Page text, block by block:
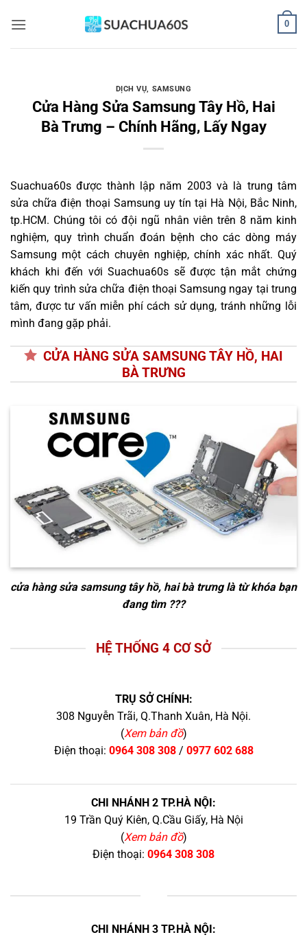
qua
0
DỊCH VỤ, SAMSUNG
Cửa Hàng Sửa Samsung Tây Hồ, Hai
Bà Trưng – Chính Hãng, Lấy Ngay
Suachua60s được thành lập năm 2003 và là trung tâm
sửa chữa điện thoại Samsung uy tín tại Hà Nội, Bắc Ninh,
tp.HCM. Chúng tôi có đội ngũ nhân viên trên 8 năm kinh
nghiệm, quy trình chuẩn đoán bệnh cho các dòng máy
Samsung một cách chuyên nghiệp, chính xác nhất. Quý
khách khi đến với Suachua60s sẽ được tận mắt chứng
kiến quy trình sửa chữa điện thoại Samsung ngay tại trung
tâm, được tư vấn miễn phí cách sử dụng, tránh những lỗi
mình đang gặp phải.
CỬA HÀNG SỬA SAMSUNG TÂY HỒ, HAI
BÀ TRƯNG
cửa hàng sửa samsung tây hồ, hai bà trưnglà từ khóa bạn
đang tìm ???
HỆ THỐNG 4 CƠ SỞ
TRỤ SỞ CHÍNH:
308 Nguyễn Trãi, Q.Thanh Xuân, Hà Nội.
(Xem bản đồ)
Điện thoại: 0964 308 308/ 0977 602 688
CHI NHÁNH 2 TP.HÀ NỘI:
19 Trần Quý Kiên, Q.Cầu Giấy, Hà Nội
(Xem bản đồ)
Điện thoại: 0964 308 308
CHI NHÁNH 3 TP.HÀ NỘI: